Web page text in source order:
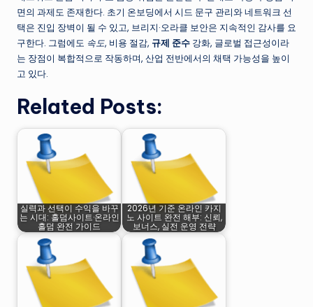
면의 과제도 존재한다. 초기 온보딩에서 시드 문구 관리와 네트워크 선
택은 진입 장벽이 될 수 있고, 브리지·오라클 보안은 지속적인 감사를 요
구한다. 그럼에도 속도, 비용 절감, 규제 준수 강화, 글로벌 접근성이라
는 장점이 복합적으로 작동하며, 산업 전반에서의 채택 가능성을 높이
고 있다.
Related Posts:
실력과 선택이 수익을 바꾸
는 시대: 홀덤사이트·온라인
홀덤 완전 가이드
2026년 기준 온라인 카지
노 사이트 완전 해부: 신뢰,
보너스, 실전 운영 전략